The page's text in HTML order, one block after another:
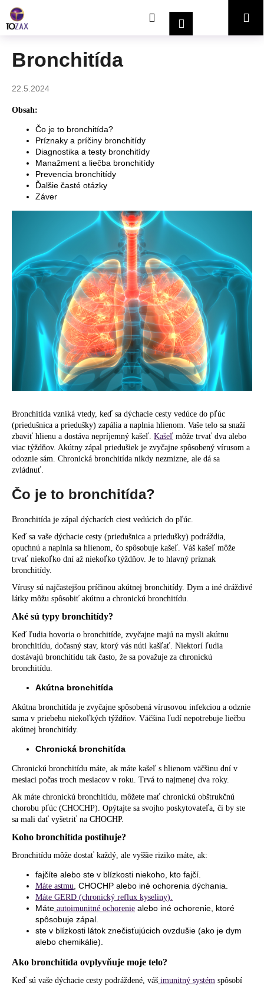
obsah
HľadaťPrihlásenieNákupný
Bronchitída
22.5.2024
Obsah:
Čo je to bronchitída?
Príznaky a príčiny bronchitídy
Diagnostika a testy bronchitídy
Manažment a liečba bronchitídy
Prevencia bronchitídy
Ďalšie časté otázky
Záver
Bronchitída vzniká vtedy, keď sa dýchacie cesty vedúce do pľúc
(priedušnica a priedušky) zapália a naplnia hlienom. Vaše telo sa snaží
zbaviť hlienu a dostáva nepríjemný kašeľ. Kašeľ môže trvať dva alebo
viac týždňov. Akútny zápal priedušiek je zvyčajne spôsobený vírusom a
odoznie sám. Chronická bronchitída nikdy nezmizne, ale dá sa
zvládnuť.
Čo je to bronchitída?
Bronchitída je zápal dýchacích ciest vedúcich do pľúc.
Keď sa vaše dýchacie cesty (priedušnica a priedušky) podráždia,
opuchnú a naplnia sa hlienom, čo spôsobuje kašeľ. Váš kašeľ môže
trvať niekoľko dní až niekoľko týždňov. Je to hlavný príznak
bronchitídy.
Vírusy sú najčastejšou príčinou akútnej bronchitídy. Dym a iné dráždivé
látky môžu spôsobiť akútnu a chronickú bronchitídu.
Aké sú typy bronchitídy?
Keď ľudia hovoria o bronchitíde, zvyčajne majú na mysli akútnu
bronchitídu, dočasný stav, ktorý vás núti kašľať. Niektorí ľudia
dostávajú bronchitídu tak často, že sa považuje za chronickú
bronchitídu.
Akútna bronchitída
Akútna bronchitída je zvyčajne spôsobená vírusovou infekciou a odznie
sama v priebehu niekoľkých týždňov. Väčšina ľudí nepotrebuje liečbu
akútnej bronchitídy.
Chronická bronchitída
Chronickú bronchitídu máte, ak máte kašeľ s hlienom väčšinu dní v
mesiaci počas troch mesiacov v roku. Trvá to najmenej dva roky.
Ak máte chronickú bronchitídu, môžete mať chronickú obštrukčnú
chorobu pľúc (CHOCHP). Opýtajte sa svojho poskytovateľa, či by ste
sa mali dať vyšetriť na CHOCHP.
Koho bronchitída postihuje?
Bronchitídu môže dostať každý, ale vyššie riziko máte, ak:
fajčíte alebo ste v blízkosti niekoho, kto fajčí.
Máte astmu, CHOCHP alebo iné ochorenia dýchania.
Máte GERD (chronický reflux kyseliny).
Máte autoimunitné ochorenie alebo iné ochorenie, ktoré
spôsobuje zápal.
ste v blízkosti látok znečisťujúcich ovzdušie (ako je dym
alebo chemikálie).
Ako bronchitída ovplyvňuje moje telo?
Keď sú vaše dýchacie cesty podráždené, váš imunitný systém spôsobí
o
Č
p
o
n
á
j
s
ť
?
O
d
o
r
ú
a
m
e